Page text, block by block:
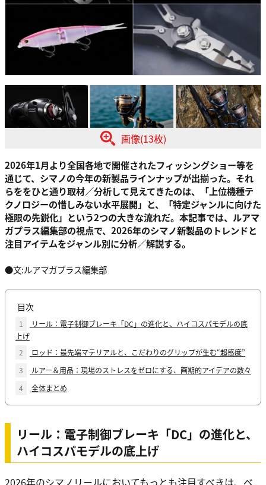
画像(13枚)
2026年1月より全国各地で開催されたフィッシングショー等を
通じて、シマノの今年の新製品ラインナップが出揃った。それ
らををひと通り取材／分析して見えてきたのは、「上位機種テ
クノロジーの惜しみない水平展開」と、「特定ジャンルに向けた
極限の先鋭化」という2つの大きな流れだ。本記事では、ルアマ
ガプラス編集部の視点で、2026年のシマノ新製品のトレンドと
注目アイテムをジャンル別に分析／解説する。
●文:ルアマガプラス編集部
目次
1
リール：電子制御ブレーキ「DC」の進化と、ハイコスパモデルの底
上げ
2
ロッド：最先端マテリアルと、こだわりのグリップが生む“超感度”
3
ルアー＆用品：現場のストレスをゼロにする、画期的アイデアの数々
4
全体まとめ
リール：電子制御ブレーキ「DC」の進化と、
ハイコスパモデルの底上げ
2026年のシマノリールにおいてもっとも注目すべきは、ベ